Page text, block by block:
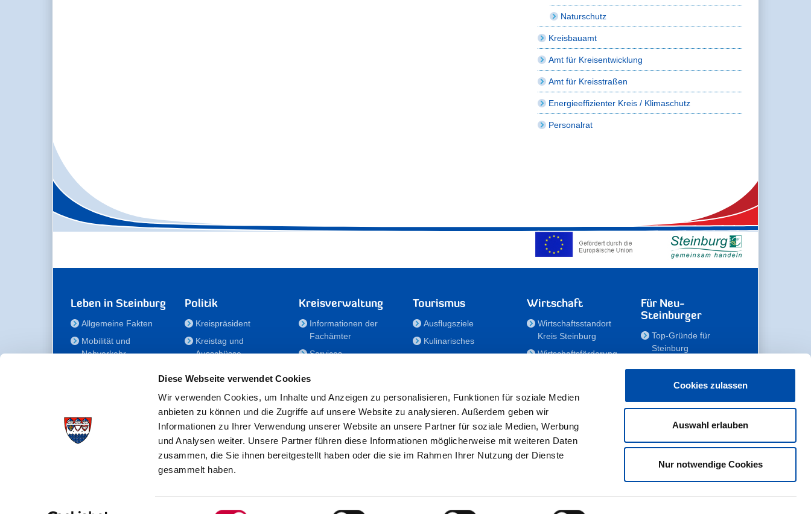
Diese Webseite verwendet Cookies
Wir verwenden Cookies, um Inhalte und Anzeigen zu personalisieren, Funktionen für soziale Medien
anbieten zu können und die Zugriffe auf unsere Website zu analysieren. Außerdem geben wir
Informationen zu Ihrer Verwendung unserer Website an unsere Partner für soziale Medien, Werbung
und Analysen weiter. Unsere Partner führen diese Informationen möglicherweise mit weiteren Daten
zusammen, die Sie ihnen bereitgestellt haben oder die sie im Rahmen Ihrer Nutzung der Dienste
gesammelt haben.
Einwilligungsauswahl
Cookies zulassen
Auswahl erlauben
Nur notwendige Cookies
Naturschutz
Kreisbauamt
Amt für Kreisentwicklung
Amt für Kreisstraßen
Energieeffizienter Kreis / Klimaschutz
Personalrat
Leben in Steinburg
Allgemeine Fakten
Mobilität und
Nahverkehr
Gesundheit
Bildung
Politik
Kreispräsident
Kreistag und
Ausschüsse
für Menschen mit
Behinderung
Der
Kreisseniorenbeirat
Förderstiftung
Fördergesellschaft/Sportförderung
Kreisverwaltung
Informationen der
Fachämter
Services
Nachwuchskräfte
Notdienste
Bekanntmachungen
Formulare/Downloads
RSS-Feeds
Tourismus
Ausflugsziele
Kulinarisches
Veranstaltungen
Wirtschaft
Wirtschaftsstandort
Kreis Steinburg
Wirtschaftsförderung
Zahlen, Daten,
Fakten
Gewerbeflächen
Für Neu-
Steinburger
Top-Gründe für
Steinburg
Meine Immobilie
Erholen